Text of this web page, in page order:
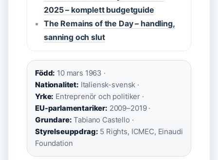
2025 – komplett budgetguide
The Remains of the Day – handling,
sanning och slut
Född: 10 mars 1963 ·
Nationalitet: Italiensk-svensk ·
Yrke: Entreprenör och politiker ·
EU-parlamentariker: 2009–2019 ·
Grundare: Tabiano Castello ·
Styrelseuppdrag: 5 Rights, ICMEC, Einaudi
Foundation